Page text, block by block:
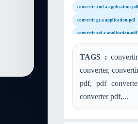
convertir xml a application-pdf
convertir gz a application-pdf
convertir avi a application-pdf
convertir wav a application-pdf
convertir wma a application-pdf
convertir aac a application-pdf
convertir postscript a
TAGS :
converter,
pdf, pdf
converter pdf,...